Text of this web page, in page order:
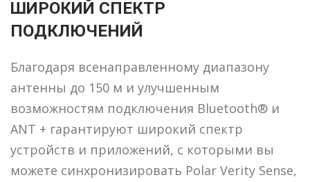
ШИРОКИЙ СПЕКТР
ПОДКЛЮЧЕНИЙ
Благодаря всенаправленному диапазону
антенны до 150 м и улучшенным
возможностям подключения Bluetooth® и
ANT + гарантируют широкий спектр
устройств и приложений, с которыми вы
можете синхронизировать Polar Verity Sense,